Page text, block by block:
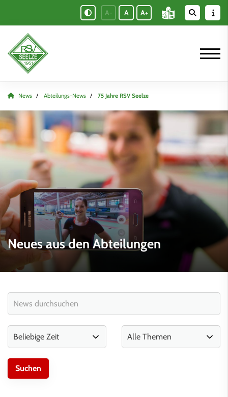
A- A A+
News Abteilungs-News 75 Jahre RSV Seelze
Neues aus den Abteilungen